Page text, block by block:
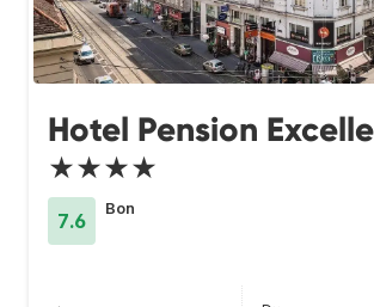
Hotel Pension
★★★★
7.6
Bon